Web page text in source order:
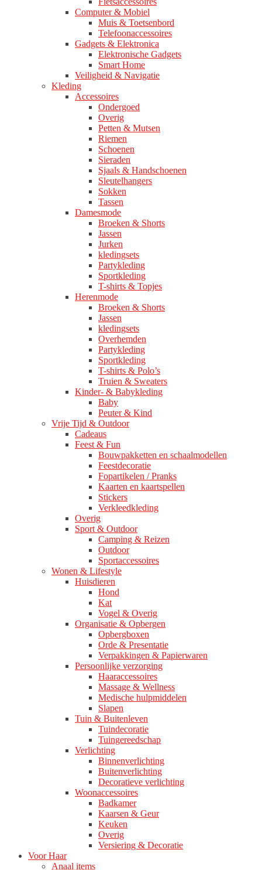
Computer & Mobiel
Muis & Toetsenbord
Telefoonaccessoires
Gadgets & Elektronica
Elektronische Gadgets
Smart Home
Veiligheid & Navigatie
Kleding
Accessoires
Ondergoed
Overig
Petten & Mutsen
Riemen
Schoenen
Sieraden
Sjaals & Handschoenen
Sleutelhangers
Sokken
Tassen
Damesmode
Broeken & Shorts
Jassen
Jurken
kledingsets
Partykleding
Sportkleding
T-shirts & Topjes
Herenmode
Broeken & Shorts
Jassen
kledingsets
Overhemden
Partykleding
Sportkleding
T-shirts & Polo’s
Truien & Sweaters
Kinder- & Babykleding
Baby
Peuter & Kind
Vrije Tijd & Outdoor
Cadeaus
Feest & Fun
Bouwpakketten en schaalmodellen
Feestdecoratie
Fopartikelen / Pranks
Kaarten en kaartspellen
Stickers
Verkleedkleding
Overig
Sport & Outdoor
Camping & Reizen
Outdoor
Sportaccessoires
Wonen & Lifestyle
Huisdieren
Hond
Kat
Vogel & Overig
Organisatie & Opbergen
Opbergboxen
Orde & Presentatie
Verpakkingen & Papierwaren
Persoonlijke verzorging
Haaraccessoires
Massage & Wellness
Medische hulpmiddelen
Slapen
Tuin & Buitenleven
Tuindecoratie
Tuingereedschap
Verlichting
Binnenverlichting
Buitenverlichting
Decoratieve verlichting
Woonaccessoires
Badkamer
Kaarsen & Geur
Keuken
Overig
Versiering & Decoratie
Voor Haar
Anaal items